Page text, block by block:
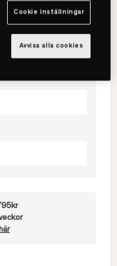
Cookie inställningar
Avvisa alla cookies